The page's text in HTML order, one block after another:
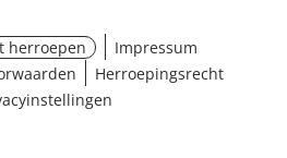
herroepen
Impressum
Herroepingsrecht